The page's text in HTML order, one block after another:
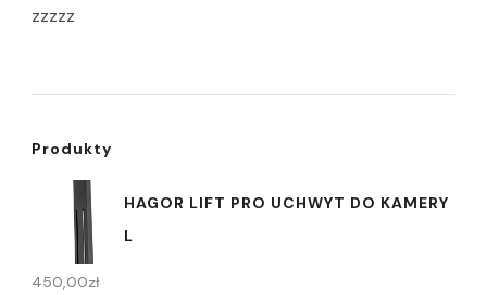
zzzzz
Produkty
HAGOR LIFT PRO UCHWYT DO KAMERY
L
450,00zł